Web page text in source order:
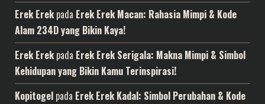
Erek Erekpada Erek Erek Macan: Rahasia Mimpi & Kode
Alam 234D yang Bikin Kaya!
Erek Erekpada Erek Erek Serigala: Makna Mimpi & Simbol
Kehidupan yang Bikin Kamu Terinspirasi!
Kopitogel pada Erek Erek Kadal: Simbol Perubahan & Kode